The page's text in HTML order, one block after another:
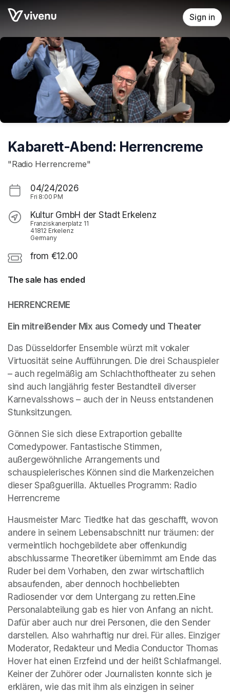
Skip header
Sign in
Kabarett-Abend: Herrencreme
"Radio Herrencreme"
04/24/2026
Fri 8:00 PM
Kultur GmbH der Stadt Erkelenz
Franziskanerplatz 11
41812 Erkelenz
Germany
from €12.00
The sale has ended
HERRENCREME
Ein mitreißender Mix aus Comedy und Theater
Das Düsseldorfer Ensemble würzt mit vokaler
Virtuosität seine Aufführungen. Die drei Schauspieler
– auch regelmäßig am Schlachthoftheater zu sehen
sind auch langjährig fester Bestandteil diverser
Karnevalsshows – auch der in Neuss entstandenen
Stunksitzungen.
Gönnen Sie sich diese Extraportion geballte
Comedypower. Fantastische Stimmen,
außergewöhnliche Arrangements und
schauspielerisches Können sind die Markenzeichen
dieser Spaßguerilla. Aktuelles Programm: Radio
Herrencreme
Hausmeister Marc Tiedtke hat das geschafft, wovon
andere in seinem Lebensabschnitt nur träumen: der
vermeintlich hochgebildete aber offenkundig
abschlussarme Theoretiker übernimmt am Ende das
Ruder bei dem Vorhaben, den zwar wirtschaftlich
absaufenden, aber dennoch hochbeliebten
Radiosender vor dem Untergang zu retten.Eine
Personalabteilung gab es hier von Anfang an nicht.
Dafür aber auch nur drei Personen, die den Sender
darstellen. Also wahrhaftig nur drei. Für alles. Einziger
Moderator, Redakteur und Media Conductor Thomas
Hover hat einen Erzfeind und der heißt Schlafmangel.
Keiner der Zuhörer oder Journalisten konnte sich je
erklären, wie das mit ihm als einzigen in seiner